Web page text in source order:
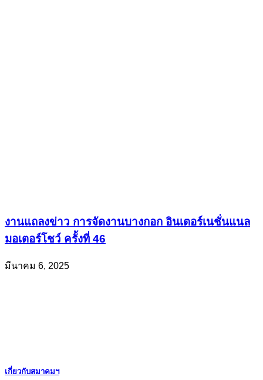
งานแถลงข่าว การจัดงานบางกอก อินเตอร์เนชั่นแนล
มอเตอร์โชว์ ครั้งที่ 46
มีนาคม 6, 2025
เกี่ยวกับสมาคมฯ